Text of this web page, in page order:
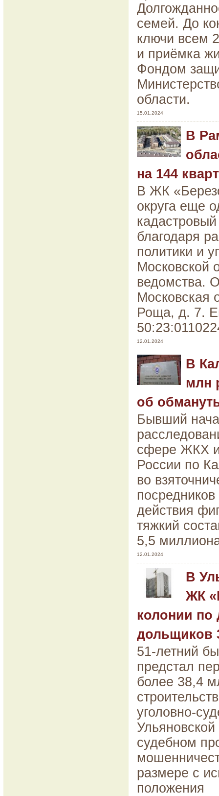
семей. До
ключи всем
и приёмка
Фондом
области.
15.01.2024
В
на 144
В ЖК
округа еще
благодаря
политики и
Московской
ведомства.
Московская
Роща, д. 7.
12.01.2024
В
млн
об
Бывший
сфере ЖКХ и
России по
во
действия
тяжкий
5,5
12.01.2024
В
ЖК
колонии по
дольщиков
51-летний
предстал
более 38,4
уголовно-
судебном
размере с
положения